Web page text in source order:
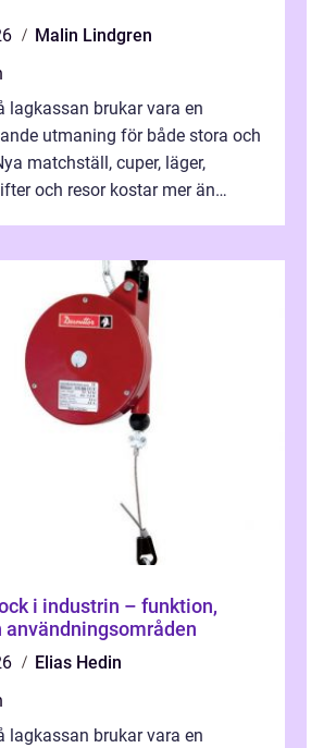
Malin Lindgren
lagkassan brukar vara en
utmaning för både stora och
matchställ, cuper, läger,
och resor kostar mer än
i industrin – funktion,
användningsområden
Elias Hedin
lagkassan brukar vara en